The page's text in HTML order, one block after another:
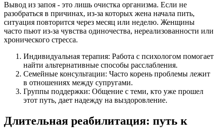
Вывод из запоя - это лишь очистка организма. Если не
разобраться в причинах, из-за которых жена начала пить,
ситуация повторится через месяц или неделю. Женщины
часто пьют из-за чувства одиночества, нереализованности или
хронического стресса.
Индивидуальная терапия: Работа с психологом помогает
найти альтернативные способы расслабления.
Семейные консультации: Часто корень проблемы лежит
в отношениях между супругами.
Группы поддержки: Общение с теми, кто уже прошел
этот путь, дает надежду на выздоровление.
Длительная реабилитация: путь к